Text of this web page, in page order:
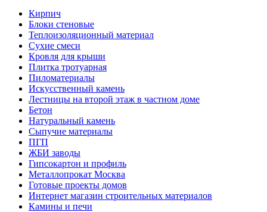
Кирпич
Блоки стеновые
Теплоизоляционный материал
Сухие смеси
Кровля для крыши
Плитка тротуарная
Пиломатериалы
Искусственный камень
Лестницы на второй этаж в частном доме
Бетон
Натуральный камень
Сыпучие материалы
ПГП
ЖБИ заводы
Гипсокартон и профиль
Металлопрокат Москва
Готовые проекты домов
Интернет магазин строительных материалов
Камины и печи